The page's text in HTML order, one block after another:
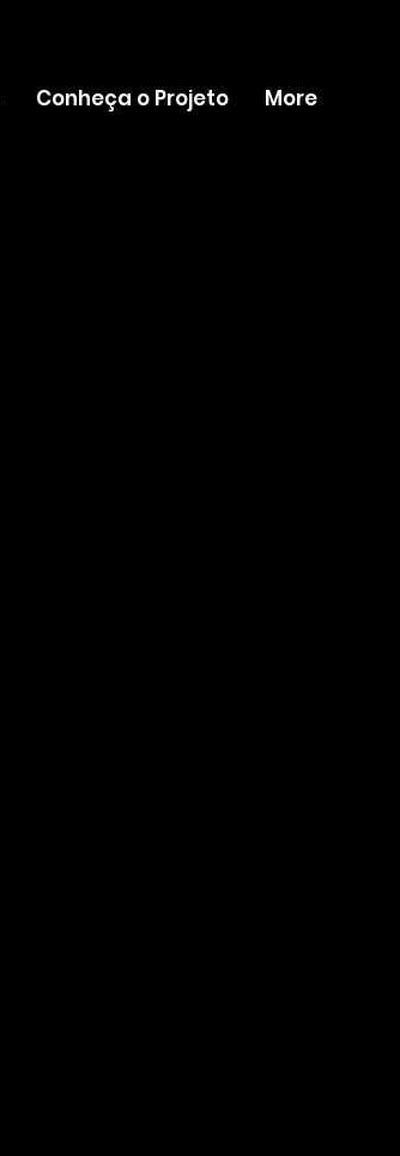
Conheça o Projeto More